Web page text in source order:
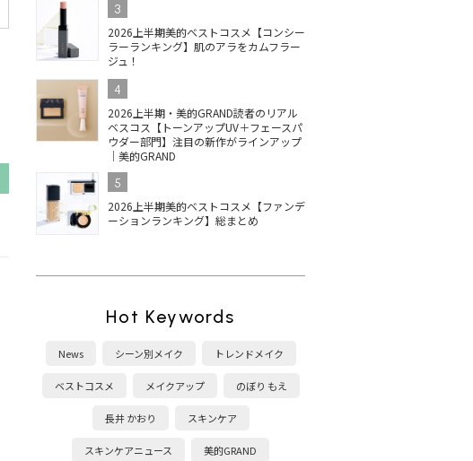
3
2026上半期美的ベストコスメ【コンシー
ラーランキング】肌のアラをカムフラー
ジュ！
4
2026上半期・美的GRAND読者のリアル
ベスコス【トーンアップUV＋フェースパ
ウダー部門】注目の新作がラインアップ
｜美的GRAND
5
2026上半期美的ベストコスメ【ファンデ
ーションランキング】総まとめ
Hot Keywords
News シーン別メイク トレンドメイク
ベストコスメ メイクアップ のぼり もえ
長井 かおり スキンケア
スキンケアニュース 美的GRAND